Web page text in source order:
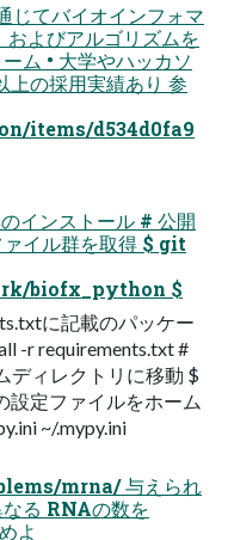
じてバイオインフォマ
よびアルゴリズムを
ム • 大学やハッカソ
上の採用実績あり 参
items/d534d0fa9
インストール # 公開
ァイル群を取得 $ git
biofx_python $
に記載のパッケー
-r requirements.txt #
ディレクトリに移動 $
設定ファイルをホーム
~/.mypy.ini
mrna/ 与えられ
る RNAの数を
よ